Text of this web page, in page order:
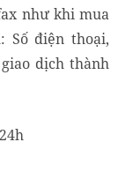
như khi mua
Số điện thoại,
dịch thành